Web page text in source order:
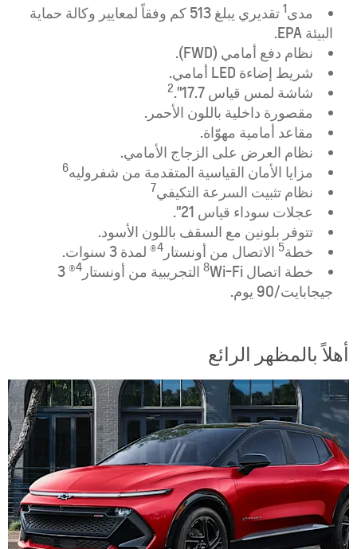
مدى1
تقديري يبلغ 513 كم وفقاً لمعايير وكالة حماية
البيئة EPA.
نظام دفع أمامي (FWD).
شريط إضاءة LED أمامي.
شاشة لمس قياس 17.7".
2
مقصورة داخلية باللون الأحمر.
مقاعد أمامية مهوّاة.
نظام العرض على الزجاج الأمامي.
مزايا الأمان القياسية المتقدمة من شفروليه6
نظام تثبيت السرعة التكيفي7
عجلات سوداء قياس 21".
تتوفر بلونين مع السقف باللون الأسود.
خطة5 الاتصال من أونستار 4® لمدة 3 سنوات.
خطة اتصال
8Wi-Fi التجريبية من أونستار 4
® 3
جيجابايت/90 يوم.
أهلاً بالمظهر الرائع